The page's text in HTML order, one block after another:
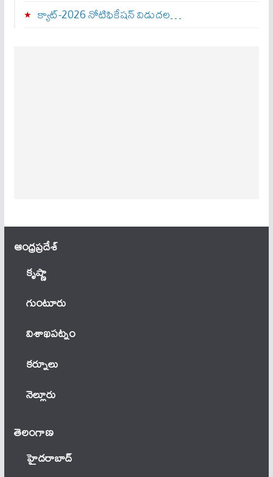
క్యాట్-2026 నోటిఫికేషన్ విడుదల…
ఆంధ్ర‌ప్ర‌దేశ్
కృష్ణా
గుంటూరు
విశాఖపట్నం
కర్నూలు
నెల్లూరు
తెలంగాణ‌
హైదరాబాద్